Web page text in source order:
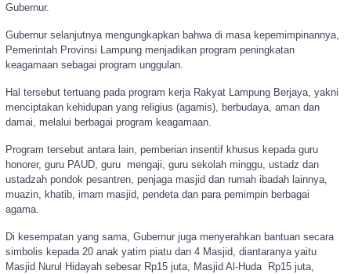
Gubernur.
Gubernur selanjutnya mengungkapkan bahwa di masa kepemimpinannya,
Pemerintah Provinsi Lampung menjadikan program peningkatan
keagamaan sebagai program unggulan.
Hal tersebut tertuang pada program kerja Rakyat Lampung Berjaya, yakni
menciptakan kehidupan yang religius (agamis), berbudaya, aman dan
damai, melalui berbagai program keagamaan.
Program tersebut antara lain, pemberian insentif khusus kepada guru
honorer, guru PAUD, guru mengaji, guru sekolah minggu, ustadz dan
ustadzah pondok pesantren, penjaga masjid dan rumah ibadah lainnya,
muazin, khatib, imam masjid, pendeta dan para pemimpin berbagai
agama.
Di kesempatan yang sama, Gubernur juga menyerahkan bantuan secara
simbolis kepada 20 anak yatim piatu dan 4 Masjid, diantaranya yaitu
Masjid Nurul Hidayah sebesar Rp15 juta, Masjid Al-Huda Rp15 juta,